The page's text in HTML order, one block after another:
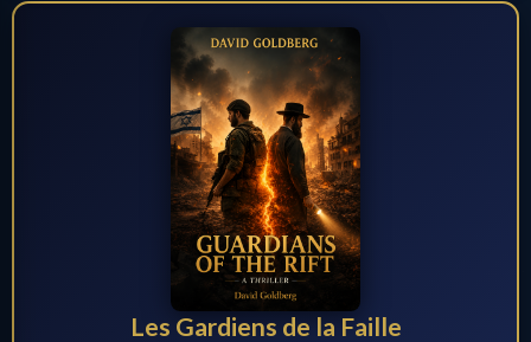
Les Gardiens de la Faille